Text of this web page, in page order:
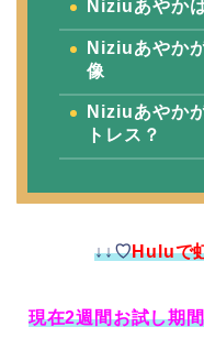
Niziuあやか
Niziuあやか
像
Niziuあやか
トレス？
↓↓♡Huluで
現在2週間お試し期